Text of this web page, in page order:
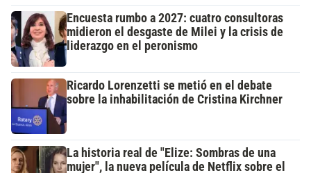
Encuesta rumbo a 2027: cuatro consultoras
midieron el desgaste de Milei y la crisis de
liderazgo en el peronismo
Ricardo Lorenzetti se metió en el debate
sobre la inhabilitación de Cristina Kirchner
La historia real de "Elize: Sombras de una
mujer", la nueva película de Netflix sobre el